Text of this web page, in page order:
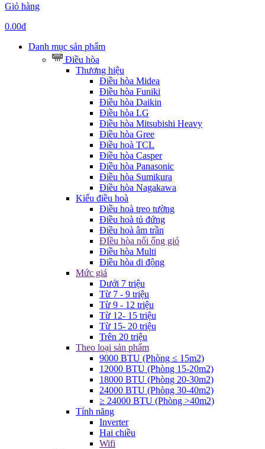
Giỏ hàng
0.00đ
Danh mục sản phẩm
Điều hòa
Thương hiệu
Điều hòa Midea
Điều hòa Funiki
Điều hòa Daikin
Điều hòa LG
Điều hòa Mitsubishi Heavy
Điều hòa Gree
Điều hoà TCL
Điều hòa Casper
Điều hòa Panasonic
Điều hòa Sumikura
Điều hòa Nagakawa
Kiểu điều hoà
Điều hoà treo tường
Điều hoà tủ đứng
Điều hoà âm trần
ĐIều hòa nối ống gió
Điều hòa Multi
Điều hòa di động
Mức giá
Dưới 7 triệu
Từ 7 - 9 triệu
Từ 9 - 12 triệu
Từ 12- 15 triệu
Từ 15- 20 triệu
Trên 20 triệu
Theo loại sản phẩm
9000 BTU (Phòng ≤ 15m2)
12000 BTU (Phòng 15-20m2)
18000 BTU (Phòng 20-30m2)
24000 BTU (Phòng 30-40m2)
≥ 24000 BTU (Phòng >40m2)
Tính năng
Inverter
Hai chiều
Wifi